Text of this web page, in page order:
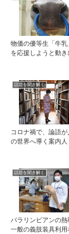
物価の優等生「牛
を応援しようと動き
話題を聞き解く
コロナ禍で、論語
の世界へ導く案内人
話題を聞き解く
パラリンピアンの熱
一般の義肢装具利用